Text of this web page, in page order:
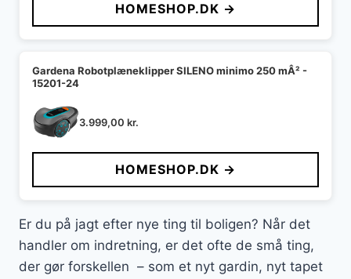
HOMESHOP.DK →
Gardena Robotplæneklipper SILENO minimo 250 mÂ² -
15201-24
3.999,00 kr.
HOMESHOP.DK →
Er du på jagt efter nye ting til boligen? Når det
handler om indretning, er det ofte de små ting,
der gør forskellen – som et nyt gardin, nyt tapet